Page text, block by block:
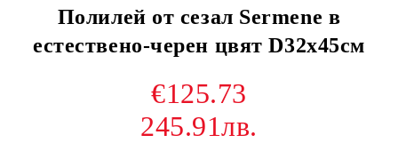
Полилей от сезал Sermene в
естествено-черен цвят D32x45см
€125.73
245.91лв.